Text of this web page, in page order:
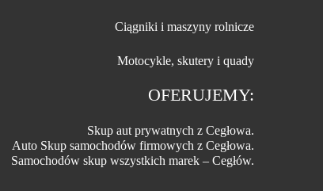
Ciągniki i maszyny rolnicze
Motocykle, skutery i quady
OFERUJEMY:
Skup aut prywatnych z Cegłowa.
Auto Skup samochodów firmowych z Cegłowa.
Samochodów skup wszystkich marek – Cegłów.